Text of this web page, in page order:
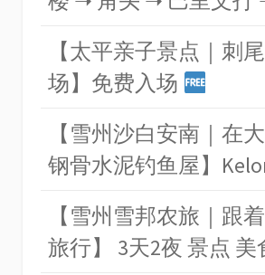
【太平亲子景点｜刺
场】免费入场
【雪州沙白安南｜在
钢骨水泥钓鱼屋】
【雪州雪邦农旅｜跟
旅行】 3天2夜 景点 美